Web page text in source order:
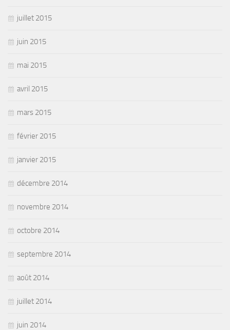
juillet 2015
juin 2015
mai 2015
avril 2015
mars 2015
février 2015
janvier 2015
décembre 2014
novembre 2014
octobre 2014
septembre 2014
août 2014
juillet 2014
juin 2014